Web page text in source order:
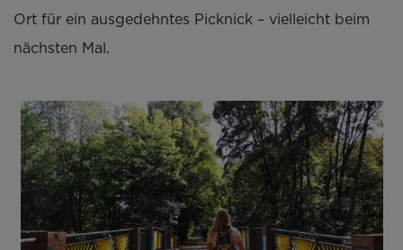
Ort für ein ausgedehntes Picknick – vielleicht beim
nächsten Mal.